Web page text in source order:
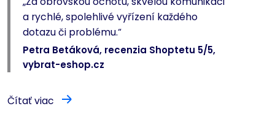
a rychlé, spolehlivé vyřízení každého
dotazu či problému.“
Petra Betáková, recenzia Shoptetu 5/5,
vybrat-eshop.cz
Čítať viac